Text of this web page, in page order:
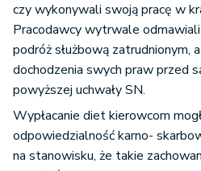
czy wykonywali swoją pracę w
Pracodawcy wytrwale
podróż służbową zatrudnionym,
dochodzenia swych praw przed
powyższej uchwały SN.
Wypłacanie diet kierowcom
odpowiedzialność karno-
na stanowisku, że takie